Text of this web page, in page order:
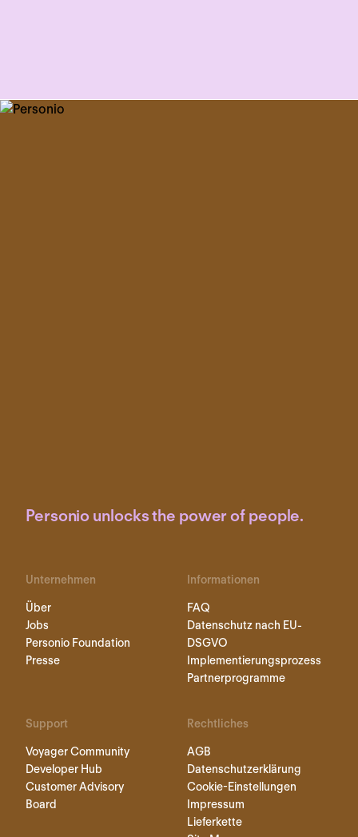
Personio unlocks the power of people.
Unternehmen
Über
Jobs
Personio Foundation
Presse
Informationen
FAQ
Datenschutz nach EU-
DSGVO
Implementierungsprozess
Partnerprogramme
Support
Voyager Community
Developer Hub
Customer Advisory
Board
Rechtliches
AGB
Datenschutzerklärung
Cookie-Einstellungen
Impressum
Lieferkette